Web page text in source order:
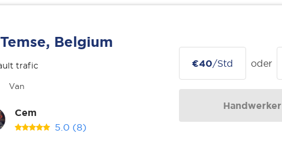
Temse, Belgium
trafic
Van
Cem
5.0 (8)
€40/Std oder
Handwerker